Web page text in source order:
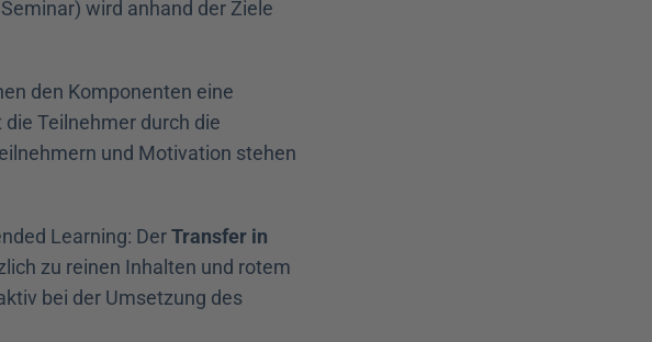
wird anhand der Ziele
Teilnehmer durch die
und Motivation stehen
Learning: Der Transfer in
zu reinen Inhalten und rotem
bei der Umsetzung des